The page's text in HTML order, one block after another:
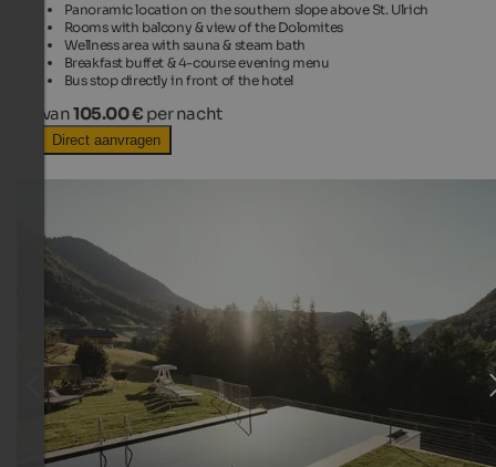
Panoramic location on the southern slope above St. Ulrich
Rooms with balcony & view of the Dolomites
Wellness area with sauna & steam bath
Breakfast buffet & 4-course evening menu
Bus stop directly in front of the hotel
van105.00 € per nacht
Direct aanvragen